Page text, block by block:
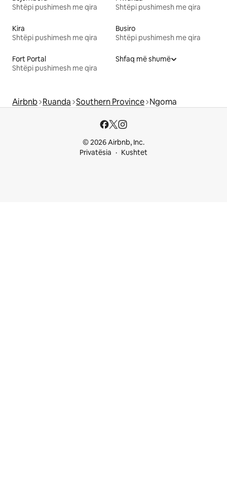
Shtëpi pushimesh me qira
Shtëpi pushimesh me qira
Kira
Shtëpi pushimesh me qira
Busiro
Shtëpi pushimesh me qira
Fort Portal
Shtëpi pushimesh me qira
Shfaq më shumë
Airbnb Ruanda Southern Province Ngoma
© 2026 Airbnb, Inc.
Privatësia
Kushtet